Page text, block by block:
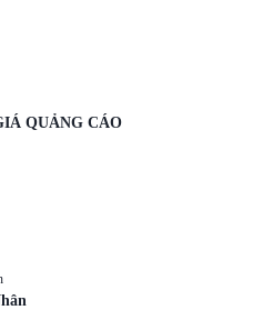
QUẢNG CÁO